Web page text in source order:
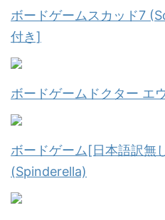
ボードゲームスカッド7
付き]
ボードゲームドクター エ
ボードゲーム[日本語訳無
(Spinderella)